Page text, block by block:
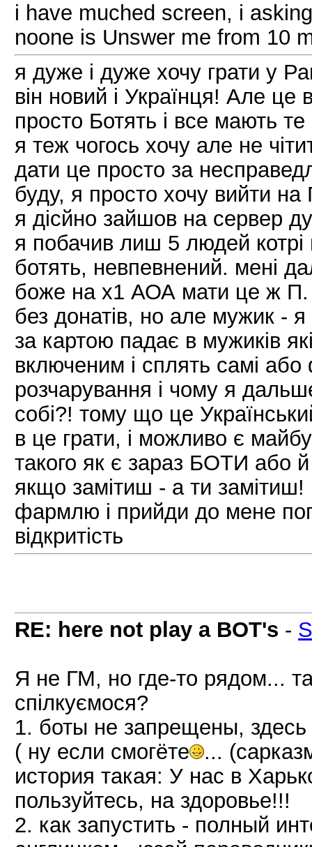
i have muched screen, i
noone is Unswer me from 10
я дуже і дуже хочу грати у
він новий і Українця! Але це
просто Ботять і все мають
я теж чогось хочу але не
дати це просто за
буду, я просто хочу вийти
я дісйно зайшов на сервер
я побачив лиш 5 людей
ботять, невпевнений. мені
боже на х1 АОА мати це ж П.
без донатів, но але мужик -
за картою падає в мужиків
включеним і сплять самі
розчарування і чому я
собі?! тому що це
в це грати, і можливо є
такого як є зараз БОТИ або
якщо замітиш - а ти
фармлю і прийди до мене
відкритість
RE: here not play a BOT's -
Я не ГМ, но где-то рядом...
спілкуємося?
1. боты не запрещены, здесь
( ну если смогёте
...
история такая: У нас в
пользуйтесь, на здоровье!!!
2. как запустить - полный